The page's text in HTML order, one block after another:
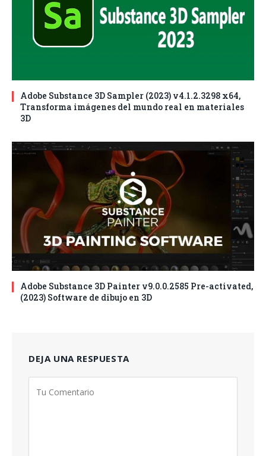
Adobe Substance 3D Sampler (2023) v4.1.2.3298 x64,
Transforma imágenes del mundo real en materiales
3D
Adobe Substance 3D Painter v9.0.0.2585 Pre-activated,
(2023) Software de dibujo en 3D
DEJA UNA RESPUESTA